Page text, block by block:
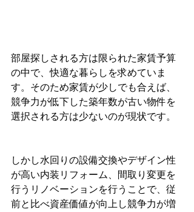
部屋探しされる方は限られた家賃予算
の中で、快適な暮らしを求めていま
す。そのため家賃が少しでも合えば、
競争力が低下した築年数が古い物件を
選択される方は少ないのが現状です。
しかし水回りの設備交換やデザイン性
が高い内装リフォーム、間取り変更を
行うリノベーションを行うことで、従
前と比べ資産価値が向上し競争力が増